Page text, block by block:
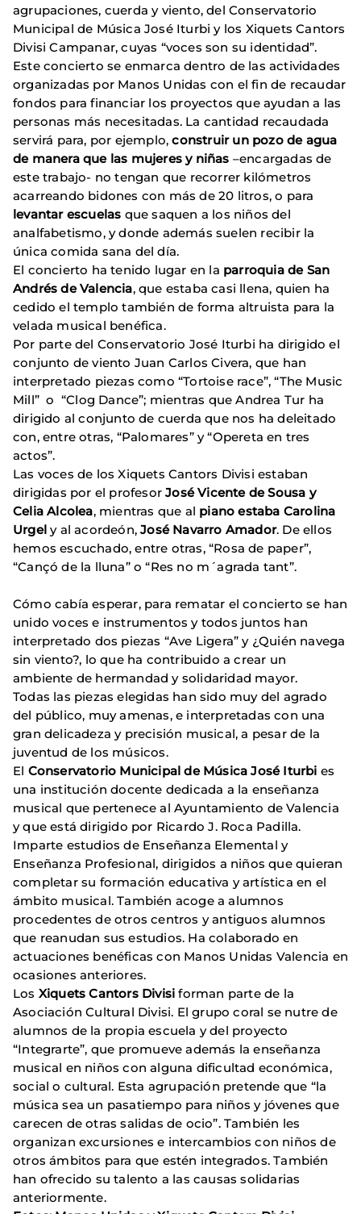
agrupaciones, cuerda y viento, del Conservatorio
Municipal de Música José Iturbi y los Xiquets Cantors
Divisi Campanar, cuyas “voces son su identidad”.
Este concierto se enmarca dentro de las actividades
organizadas por Manos Unidas con el fin de recaudar
fondos para financiar los proyectos que ayudan a las
personas más necesitadas. La cantidad recaudada
servirá para, por ejemplo,construir un pozo de agua
de manera que las mujeres y niñas –encargadas de
este trabajo- no tengan que recorrer kilómetros
acarreando bidones con más de 20 litros, o para
levantar escuelas que saquen a los niños del
analfabetismo, y donde además suelen recibir la
única comida sana del día.
El concierto ha tenido lugar en la parroquia de San
Andrés de Valencia, que estaba casi llena, quien ha
cedido el templo también de forma altruista para la
velada musical benéfica.
Por parte del Conservatorio José Iturbi ha dirigido el
conjunto de viento Juan Carlos Civera, que han
interpretado piezas como “Tortoise race”, “The Music
Mill” o “Clog Dance”; mientras que Andrea Tur ha
dirigido al conjunto de cuerda que nos ha deleitado
con, entre otras, “Palomares” y “Opereta en tres
actos”.
Las voces de los Xiquets Cantors Divisi estaban
dirigidas por el profesorJosé Vicente de Sousa y
Celia Alcolea, mientras que al piano estaba Carolina
Urgel y al acordeón,José Navarro Amador. De ellos
hemos escuchado, entre otras, “Rosa de paper”,
“Cançó de la lluna” o “Res no m´agrada tant”.
Cómo cabía esperar, para rematar el concierto se han
unido voces e instrumentos y todos juntos han
interpretado dos piezas “Ave Ligera” y ¿Quién navega
sin viento?, lo que ha contribuido a crear un
ambiente de hermandad y solidaridad mayor.
Todas las piezas elegidas han sido muy del agrado
del público, muy amenas, e interpretadas con una
gran delicadeza y precisión musical, a pesar de la
juventud de los músicos.
El Conservatorio Municipal de Música José Iturbi es
una institución docente dedicada a la enseñanza
musical que pertenece al Ayuntamiento de Valencia
y que está dirigido por Ricardo J. Roca Padilla.
Imparte estudios de Enseñanza Elemental y
Enseñanza Profesional, dirigidos a niños que quieran
completar su formación educativa y artística en el
ámbito musical. También acoge a alumnos
procedentes de otros centros y antiguos alumnos
que reanudan sus estudios. Ha colaborado en
actuaciones benéficas con Manos Unidas Valencia en
ocasiones anteriores.
Los Xiquets Cantors Divisiforman parte de la
Asociación Cultural Divisi. El grupo coral se nutre de
alumnos de la propia escuela y del proyecto
“Integrarte”, que promueve además la enseñanza
musical en niños con alguna dificultad económica,
social o cultural. Esta agrupación pretende que “la
música sea un pasatiempo para niños y jóvenes que
carecen de otras salidas de ocio”. También les
organizan excursiones e intercambios con niños de
otros ámbitos para que estén integrados. También
han ofrecido su talento a las causas solidarias
anteriormente.